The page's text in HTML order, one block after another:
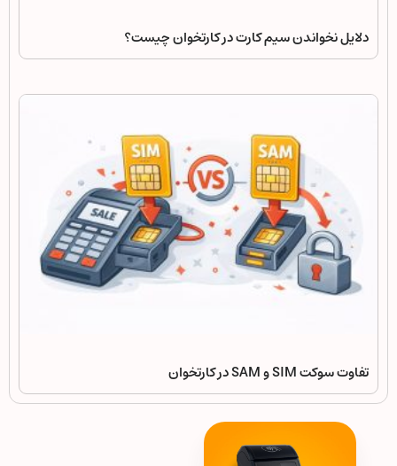
دلایل نخواندن سیم کارت در کارتخوان چیست؟
تفاوت سوکت SIM و SAM در کارتخوان